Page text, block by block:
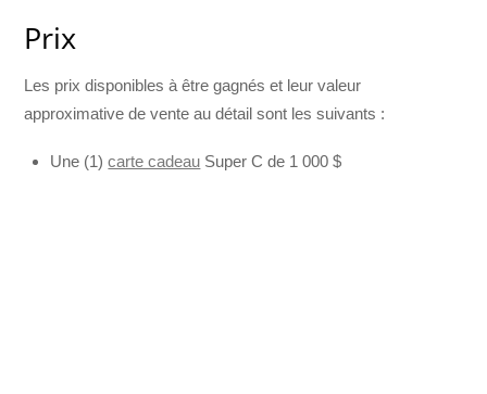
Prix
Les prix disponibles à être gagnés et leur valeur
approximative de vente au détail sont les suivants :
Une (1)carte cadeau Super C de 1 000 $